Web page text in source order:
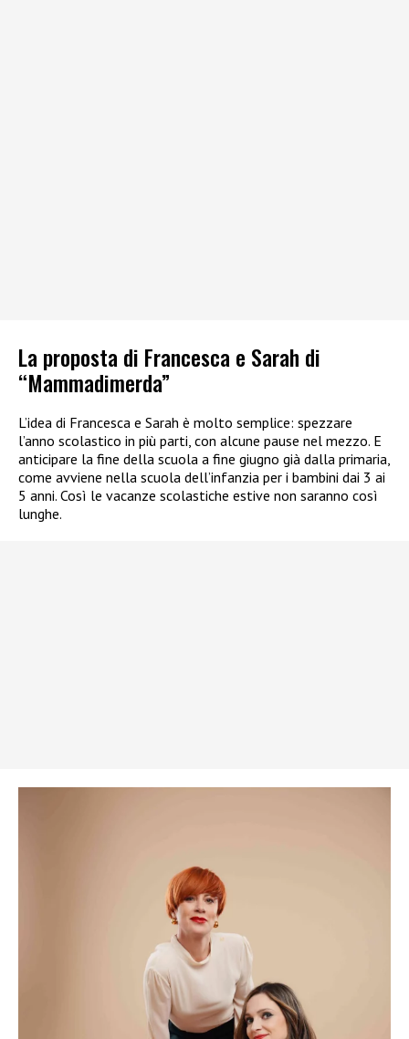
La proposta di Francesca e Sarah di
“Mammadimerda”
L’idea di Francesca e Sarah è molto semplice: spezzare
l’anno scolastico in più parti, con alcune pause nel mezzo. E
anticipare la fine della scuola a fine giugno già dalla primaria,
come avviene nella scuola dell’infanzia per i bambini dai 3 ai
5 anni. Così le vacanze scolastiche estive non saranno così
lunghe.